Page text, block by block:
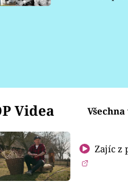
Videa
Zajíc z